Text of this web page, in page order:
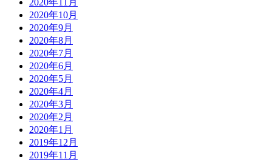
2020年11月
2020年10月
2020年9月
2020年8月
2020年7月
2020年6月
2020年5月
2020年4月
2020年3月
2020年2月
2020年1月
2019年12月
2019年11月